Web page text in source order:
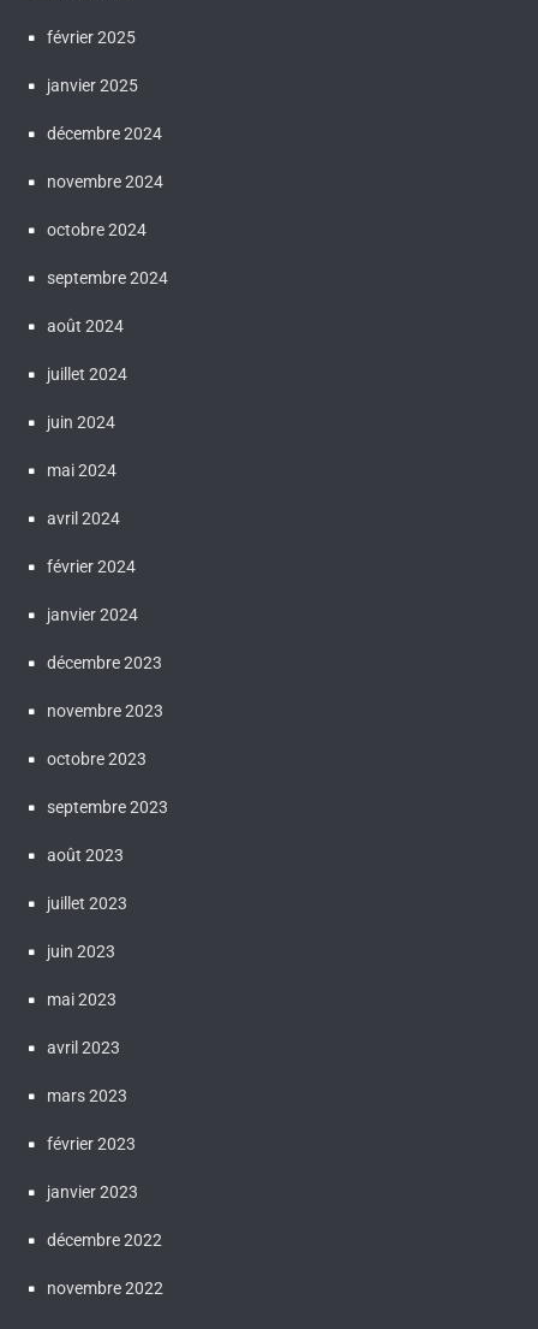
février 2025
janvier 2025
décembre 2024
novembre 2024
octobre 2024
septembre 2024
août 2024
juillet 2024
juin 2024
mai 2024
avril 2024
février 2024
janvier 2024
décembre 2023
novembre 2023
octobre 2023
septembre 2023
août 2023
juillet 2023
juin 2023
mai 2023
avril 2023
mars 2023
février 2023
janvier 2023
décembre 2022
novembre 2022